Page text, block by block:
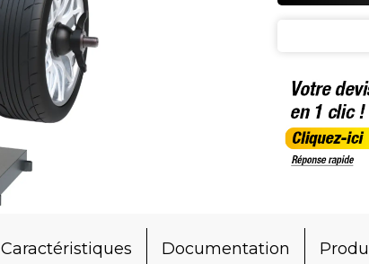
Caractéristiques Documentation